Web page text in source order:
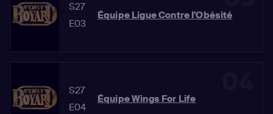
S27
E03
Équipe Ligue Contre l'Obésité
S27
E04
Équipe Wings For Life